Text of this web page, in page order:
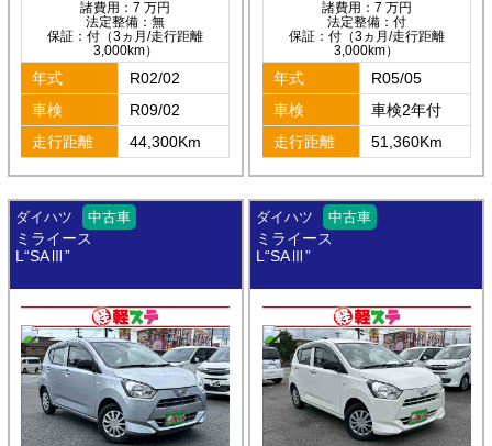
諸費用：7 万円
法定整備：無
保証：付（3ヵ月/走行距離
3,000km）
年式
R02/02
車検
R09/02
走行距離
44,300Km
諸費用：7 万円
法定整備：付
保証：付（3ヵ月/走行距離
3,000km）
年式
R05/05
車検
車検2年付
走行距離
51,360Km
ダイハツ 中古車
ミライース
L“SAⅢ”
ダイハツ 中古車
ミライース
L“SAⅢ”